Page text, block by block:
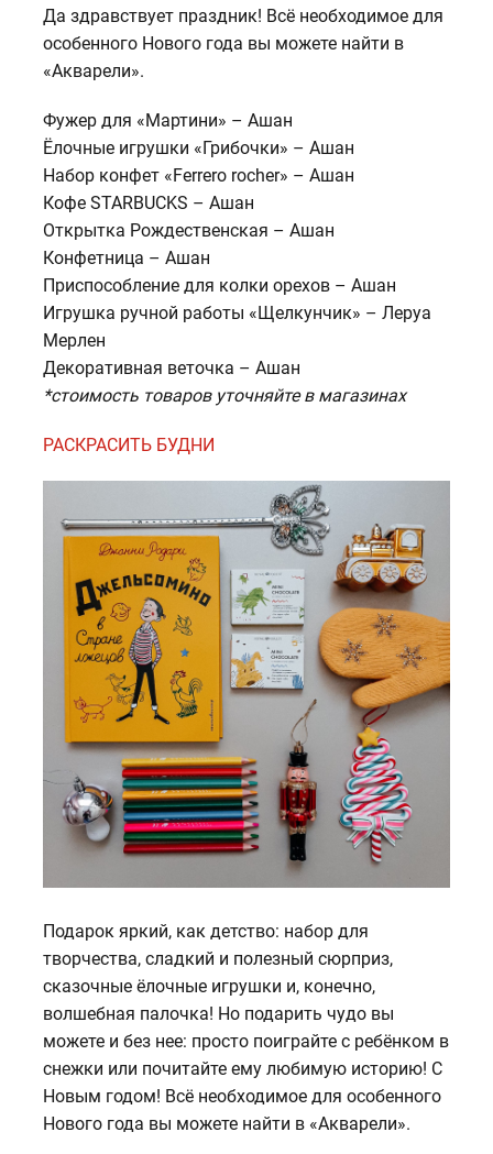
Да здравствует праздник! Всё необходимое для
особенного Нового года вы можете найти в
«Акварели».
Фужер для «Мартини» – Ашан
Ёлочные игрушки «Грибочки» – Ашан
Набор конфет «Ferrero rocher» – Ашан
Кофе STARBUCKS – Ашан
Открытка Рождественская – Ашан
Конфетница – Ашан
Приспособление для колки орехов – Ашан
Игрушка ручной работы «Щелкунчик» – Леруа
Мерлен
Декоративная веточка – Ашан
*стоимость товаров уточняйте в магазинах
РАСКРАСИТЬ БУДНИ
Подарок яркий, как детство: набор для
творчества, сладкий и полезный сюрприз,
сказочные ёлочные игрушки и, конечно,
волшебная палочка! Но подарить чудо вы
можете и без нее: просто поиграйте с ребёнком в
снежки или почитайте ему любимую историю! С
Новым годом! Всё необходимое для особенного
Нового года вы можете найти в «Акварели».